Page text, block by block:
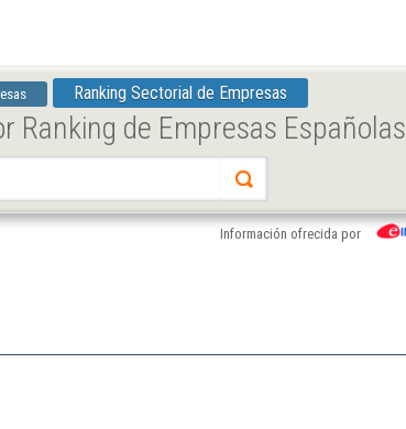
Ranking Sectorial de Empresas
Ranking de Empresas Españolas
Información ofrecida por